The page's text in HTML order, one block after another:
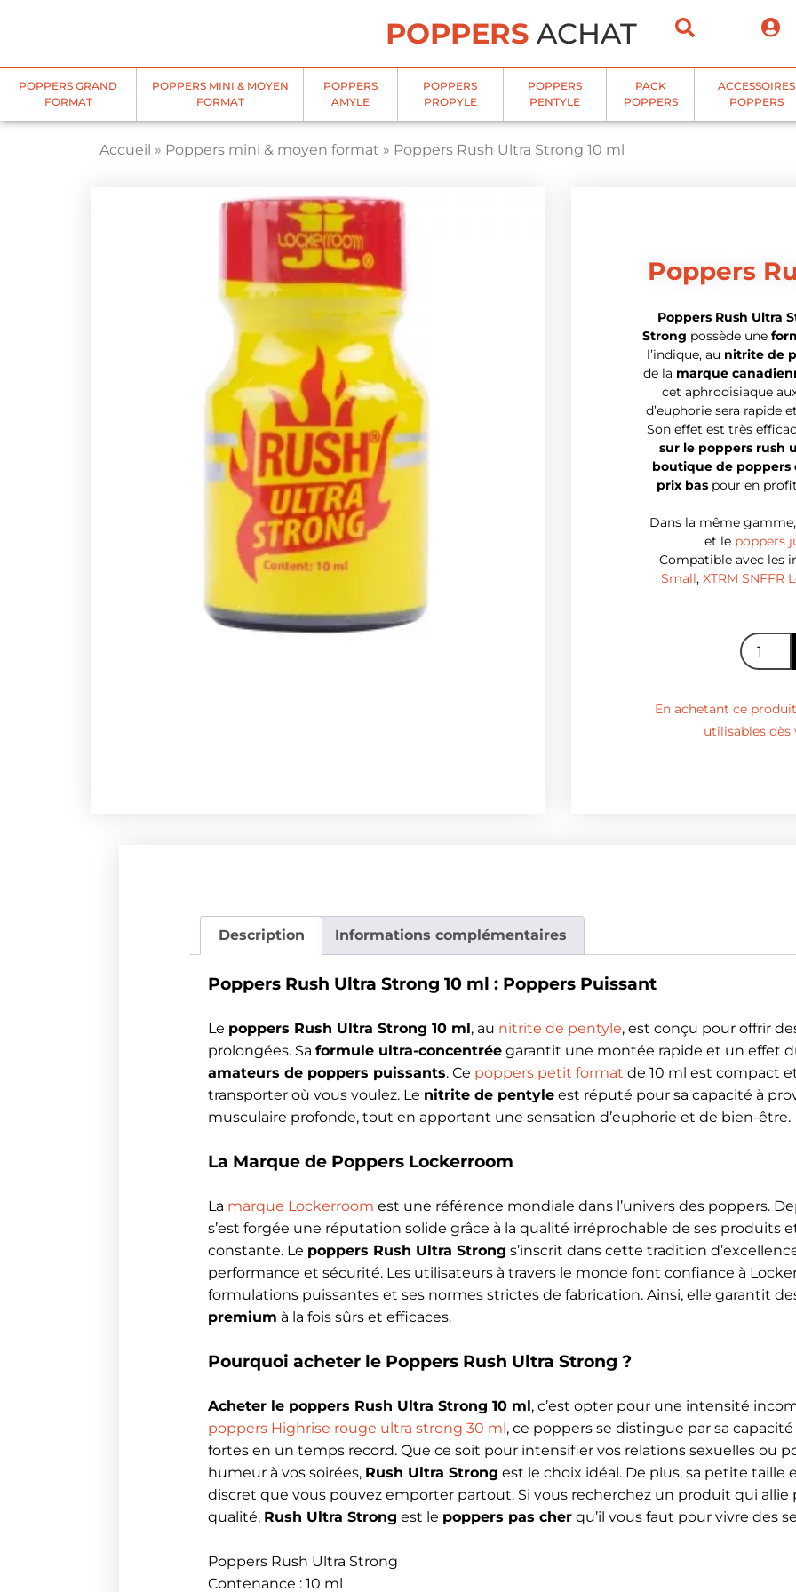
POPPERSACHAT
POPPERS GRAND
FORMAT
POPPERS MINI & MOYEN
FORMAT
POPPERS
AMYLE
POPPERS
PROPYLE
POPPERS
PENTYLE
PACK
POPPERS
ACCESSOIRES
POPPERS
Accueil » Poppers mini & moyen format » Poppers Rush Ultra Strong 10 ml
Poppers
Poppers Rush Ultra
Strong possède une
l’indique, au nitrite de
de la marque
cet aphrodisiaque
d’euphorie sera rapide
Son effet est très
sur le poppers rush
boutique de poppers
prix baspour en
Dans la même
et le poppers
Compatible avec les
Small, XTRM SNFFR
En achetant ce
utilisables
Description Informations complémentaires
Poppers Rush Ultra Strong 10 ml : Poppers Puissant
Le poppers Rush Ultra Strong 10 ml, au nitrite de pentyle, est conçu pour offrir
prolongées. Saformule ultra-concentrée garantit une montée rapide et un effet
amateurs de poppers puissants. Ce poppers petit format de 10 ml est compact
transporter où vous voulez. Le nitrite de pentyle est réputé pour sa capacité à
musculaire profonde, tout en apportant une sensation d’euphorie et de bien-être.
La Marque de Poppers Lockerroom
La marque Lockerroom est une référence mondiale dans l’univers des poppers.
s’est forgée une réputation solide grâce à la qualité irréprochable de ses produits
constante. Le poppers Rush Ultra Strong s’inscrit dans cette tradition
performance et sécurité. Les utilisateurs à travers le monde font confiance à
formulations puissantes et ses normes strictes de fabrication. Ainsi, elle garantit
premium à la fois sûrs et efficaces.
Pourquoi acheter le Poppers Rush Ultra Strong ?
Acheter le poppers Rush Ultra Strong 10 ml, c’est opter pour une intensité
poppers Highrise rouge ultra strong 30 ml, ce poppers se distingue par sa
fortes en un temps record. Que ce soit pour intensifier vos relations sexuelles ou
humeur à vos soirées, Rush Ultra Strong est le choix idéal. De plus, sa petite
discret que vous pouvez emporter partout. Si vous recherchez un produit qui allie
qualité, Rush Ultra Strong est le poppers pas cher qu’il vous faut pour vivre des
Poppers Rush Ultra Strong
Contenance : 10 ml